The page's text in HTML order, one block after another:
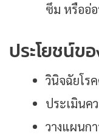
ซึม หรืออ่
ประโยชน์ข
วินิจฉัยโร
ประเมินค
วางแผนก